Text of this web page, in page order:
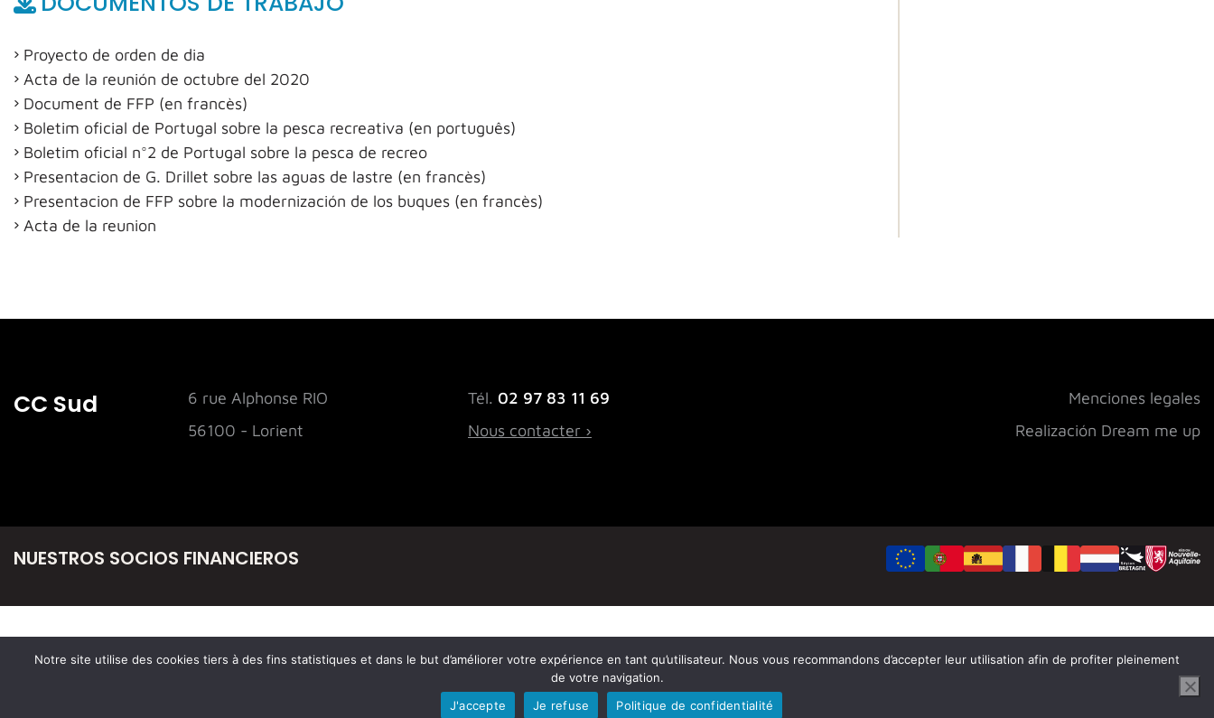
Proyecto de orden de dia
Acta de la reunión de octubre del 2020
Document de FFP (en francès)
Boletim oficial de Portugal sobre la pesca recreativa (en português)
Boletim oficial n°2 de Portugal sobre la pesca de recreo
Presentacion de G. Drillet sobre las aguas de lastre (en francès)
Presentacion de FFP sobre la modernización de los buques (en francès)
Acta de la reunion
CC Sud
6 rue Alphonse RIO
56100 - Lorient
Tél. 02 97 83 11 69
Nous contacter ›
Menciones legales
Realización Dream me up
NUESTROS SOCIOS FINANCIEROS
Notre site utilise des cookies tiers à des fins statistiques et dans le but d’améliorer votre expérience en tant qu’utilisateur. Nous vous recommandons d’accepter leur utilisation afin de profiter pleinement
de votre navigation.
J'accepte
Je refuse Politique de confidentialité